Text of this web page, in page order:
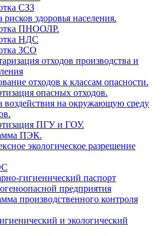
СЗЗ
здоровья населения.
ПНООЛР.
НДС
ЗСО
отходов производства и
отходов к классам опасности.
опасных отходов.
воздействия на окружающую среду
ПГУ и ГОУ.
ПЭК.
экологическое разрешение
гигиенический паспорт
предприятия
производственного контроля
и экологический